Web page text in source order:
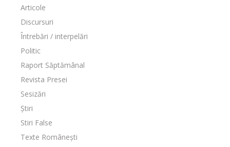
Articole
Discursuri
Întrebări / interpelări
Politic
Raport Săptămânal
Revista Presei
Sesizări
Știri
Stiri False
Texte Românești